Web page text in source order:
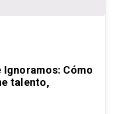
Ignoramos: Cómo
talento,